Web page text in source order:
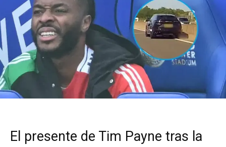
El presente de Tim Payne tras la